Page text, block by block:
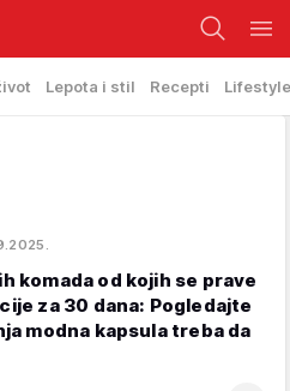
Lepota i stil Recepti Lifestyle
komada od kojih se prave
za 30 dana: Pogledajte
modna kapsula treba da